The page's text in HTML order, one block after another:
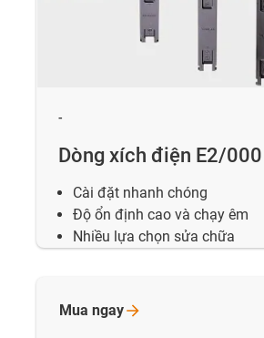
-
Dòng xích điện E2/000
Cài đặt nhanh chóng
Độ ổn định cao và chạy êm
Nhiều lựa chọn sửa chữa
Mua ngay